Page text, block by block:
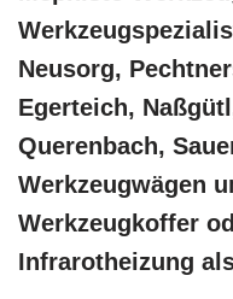
Neusorg,
Egerteich,
Querenbach,
Werkzeugwägen
Werkzeugkoffer
Infrarotheizung